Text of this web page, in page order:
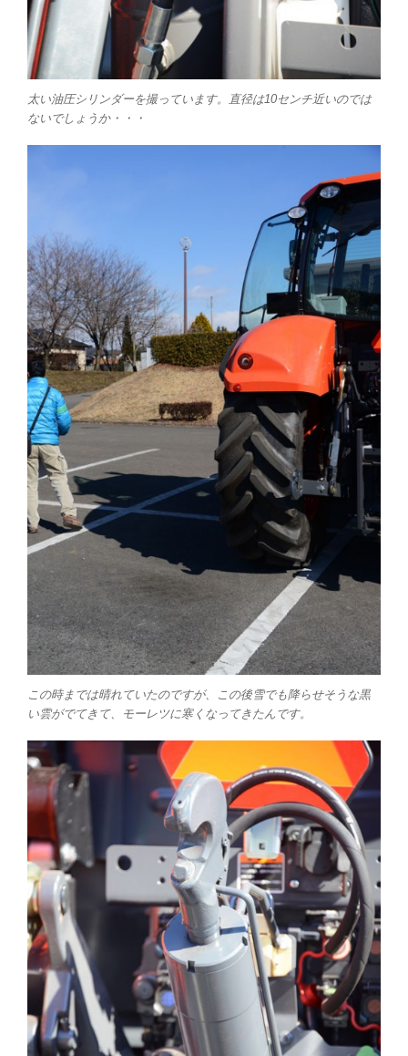
太い油圧シリンダーを撮っています。直径は10センチ近いのでは
ないでしょうか・・・
この時までは晴れていたのですが、この後雪でも降らせそうな黒
い雲がでてきて、モーレツに寒くなってきたんです。